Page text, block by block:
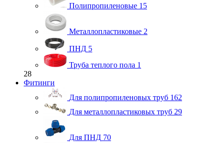
Полипропиленовые 15
Металлопластиковые 2
ПНД 5
Труба теплого пола 1
28
Фитинги
Для полипропиленовых труб 162
Для металлопластиковых труб 29
Для ПНД 70